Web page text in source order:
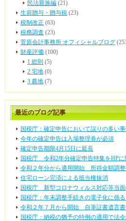
民法親族編 (21)
生前贈与・贈与税 (23)
税制改正 (63)
税務調査 (23)
菅原会計事務所 オフィシャルブログ
財産評価 (100)
1 総則 (5)
2 宅地 (0)
3 農地 (7)
最近のブログ記事
国税庁：確定申告において誤りの多い事
今年の確定申告は入場整理券が必須
確定申告期限4月15日に延長
国税庁 令和2年分確定申告特集をHPに
令和２年分から適用開始 所得金額調
住宅ローン完済による抵当権抹消
国税庁 新型コロナウィルス対応等当
国税庁：年末調整手続きの電子化に係る
令和２年７月から開始 自筆証書遺言
国税庁：納税の猶予の特例の適用で法